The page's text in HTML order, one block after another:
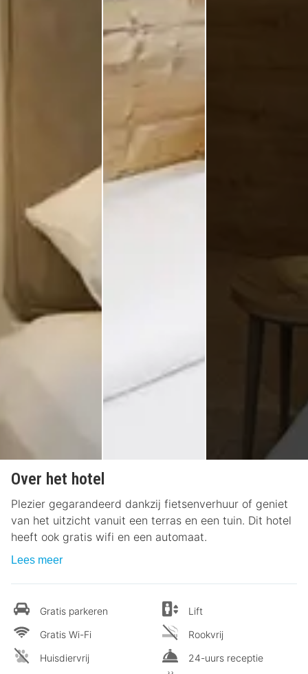
Over het hotel
Plezier gegarandeerd dankzij fietsenverhuur of geniet
van het uitzicht vanuit een terras en een tuin. Dit hotel
heeft ook gratis wifi en een automaat.
Lees meer
Gratis parkeren
Gratis Wi-Fi
Huisdiervrij
Lift
Rookvrij
24-uurs receptie